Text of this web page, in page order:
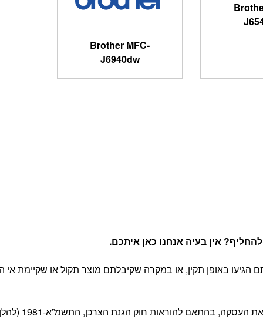
Brother MFC-
J6940dw
אין בעיה אנחנו כאן איתכם.
באופן תקין, או במקרה שקיבלתם מוצר תקול או שקיימת
חוק הגנת הצרכן, התשמ”א-1981 (להלן: “החוק”) ובהתאם לתקנון האתר.